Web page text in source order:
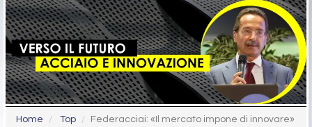
Home Top Federacciai: «Il mercato impone di innovare»